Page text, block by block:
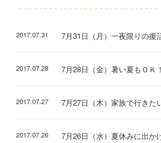
2017.07.31 7月31日（月）一夜限りの復
2017.07.28 7月28日（金）暑い夏もＯＫ
2017.07.27 7月27日（木）家族で行きた
2017.07.26 7月26日（水）夏休みに出か